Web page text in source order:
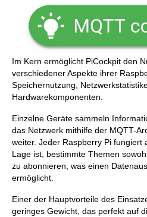
Im Kern ermöglicht PiCockpit den
verschiedener Aspekte ihrer
Speichernutzung,
Hardwarekomponenten.
Einzelne Geräte sammeln
das Netzwerk mithilfe der MQTT-
weiter. Jeder Raspberry Pi fungiert
Lage ist, bestimmte Themen
zu abonnieren, was einen
ermöglicht.
Einer der Hauptvorteile des
geringes Gewicht, das perfekt auf